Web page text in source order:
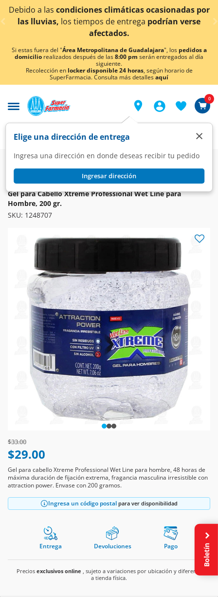
< div class="carousel-inner">
lascondiciones climáticas ocasionadas por
los tiempos de entregapodrían verse
¡Ahora
Si estas fuera del "Área Metropolitana de Guadalajara", los pedidos a
domicilio realizados después de las8:00 pm serán entregados al día
siguiente.
Recolección en locker disponible 24 horas, según horario de
SuperFarmacia. Consulta más detallesaquí
Elige una dirección de entrega
Ingresa una dirección en donde deseas recibir tu pedido
Ingresar dirección
×
0
Super Higiene y Belleza
Cuidado del Cabello
Gel, Mousse y Spray
XTREME
Gel para Cabello Xtreme Professional Wet Line para
Hombre, 200 gr.
SKU: 1248707
Price reduced from
$33.00to
$29.00
Gel para cabello Xtreme Professional Wet Line para hombre, 48 horas de
máxima duración de fijación extrema, fragancia masculina irresistible con
attraction power. Envase con 200 gramos.
Ingresa un código postal para ver disponibilidad
Entrega Devoluciones Pago
Precios exclusivos online , sujeto a variaciones por ubicación y diferente
a tienda física.
Boletín